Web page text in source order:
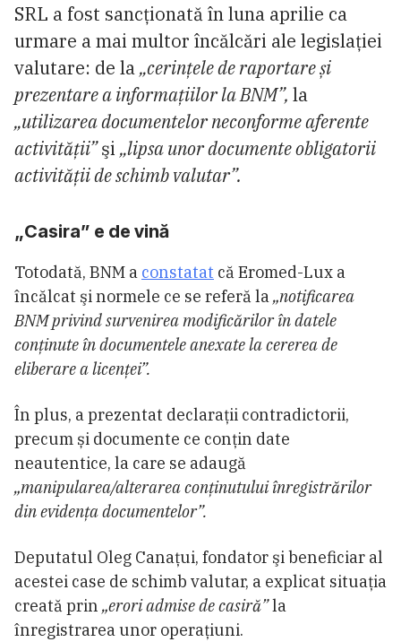
SRL a fost sancționată în luna aprilie ca
urmare a mai multor încălcări ale legislației
valutare: de la„cerințele de raportare și
prezentare a informațiilor la BNM”, la
„utilizarea documentelor neconforme aferente
activității”şi „lipsa unor documente obligatorii
activității de schimb valutar”.
„Casira” e de vină
Totodată, BNM a constatat că Eromed-Lux a
încălcat şi normele ce se referă la„notificarea
BNM privind survenirea modificărilor în datele
conținute în documentele anexate la cererea de
eliberare a licenței”.
În plus, a prezentat declarații contradictorii,
precum și documente ce conțin date
neautentice, la care se adaugă
„manipularea/alterarea conținutului înregistrărilor
din evidența documentelor”.
Deputatul Oleg Canaţui, fondator şi beneficiar al
acestei case de schimb valutar, a explicat situația
creată prin „erori admise de casiră”la
înregistrarea unor operaţiuni.